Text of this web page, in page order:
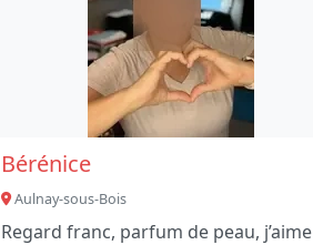
Bérénice
Aulnay-sous-Bois
Regard franc, parfum de peau, j’aime